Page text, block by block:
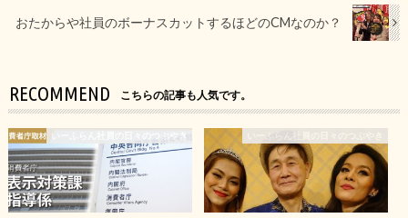
おたからや社員のボーナスカットするほどのCMなのか？
RECOMMEND こちらの記事も人気です。
いーふらん社員の日々のつぶやき いーふらん社員の日々のつぶやき